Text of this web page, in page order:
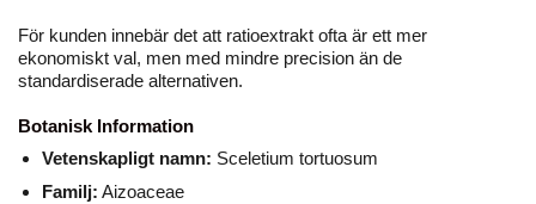
För kunden innebär det att ratioextrakt ofta är ett mer
ekonomiskt val, men med mindre precision än de
standardiserade alternativen.
Botanisk Information
Vetenskapligt namn: Sceletium tortuosum
Familj: Aizoaceae